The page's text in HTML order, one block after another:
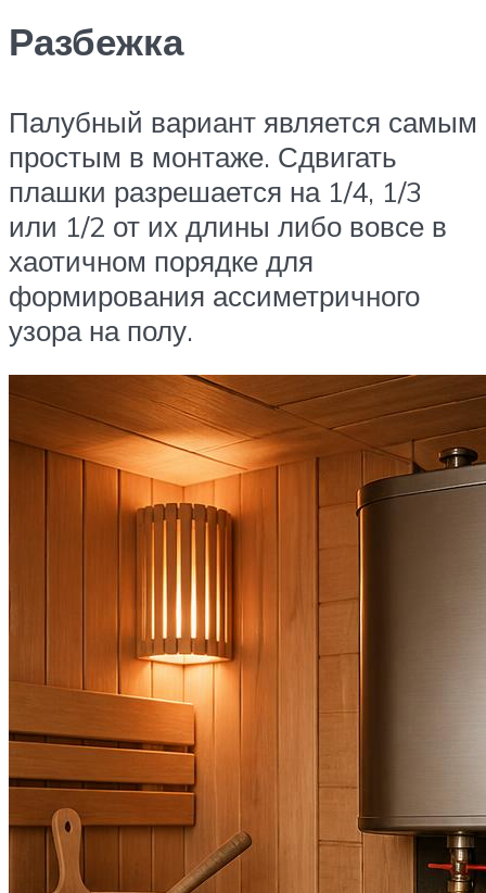
Разбежка
Палубный вариант является самым
простым в монтаже. Сдвигать
плашки разрешается на 1/4, 1/3
или 1/2 от их длины либо вовсе в
хаотичном порядке для
формирования ассиметричного
узора на полу.